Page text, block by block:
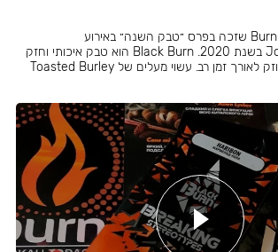
הליין החזק של חברת Burn שזכה בפרס ״טבק השנה״ באירוע
JohnCalliano Awards בשנת 2020. Black Burn הוא טבק איכותי וחזק
ששומר על הטעם והחוזק לאורך זמן רב. עשוי מעלים של Toasted Burley